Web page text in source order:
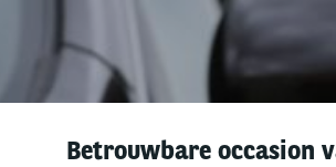
Betrouwbare occasion
Klantenservice